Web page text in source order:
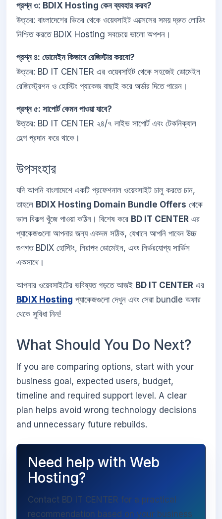
প্রশ্ন ৩: BDIX Hosting কেন ব্যবহার করব?
উত্তর: বাংলাদেশের ভিতর থেকে ওয়েবসাইট এক্সেসের সময় দ্রুত লোডিং
নিশ্চিত করতে BDIX Hosting সবচেয়ে ভালো অপশন।
প্রশ্ন ৪: ডোমেইন কিভাবে রেজিস্টার করবো?
উত্তর: BD IT CENTER এর ওয়েবসাইট থেকে সহজেই ডোমেইন
রেজিস্ট্রেশন ও হোস্টিং প্যাকেজ বাছাই করে অর্ডার দিতে পারেন।
প্রশ্ন ৫: সাপোর্ট কেমন পাওয়া যাবে?
উত্তর: BD IT CENTER ২৪/৭ লাইভ সাপোর্ট এবং টেকনিক্যাল
হেল্প প্রদান করে থাকে।
উপসংহার
যদি আপনি বাংলাদেশে একটি প্রফেশনাল ওয়েবসাইট চালু করতে চান,
তাহলে BDIX Hosting Domain Bundle Offers থেকে
ভাল বিকল্প খুঁজে পাওয়া কঠিন। বিশেষ করে BD IT CENTER এর
প্যাকেজগুলো আপনার জন্য একদম সঠিক, যেখানে আপনি পাবেন উচ্চ
গুণগত BDIX হোস্টিং, নিরাপদ ডোমেইন, এবং নির্ভরযোগ্য সার্ভিস
একসাথে।
আপনার ওয়েবসাইটের ভবিষ্যত গড়তে আজই BD IT CENTER এর
BDIX Hosting প্যাকেজগুলো দেখুন এবং সেরা bundle অফার
থেকে সুবিধা নিন!
What Should You Do Next?
If you are comparing options, start with your
business goal, expected users, budget,
timeline and required support level. A clear
plan helps avoid wrong technology decisions
and unnecessary future rebuilds.
Need help with Web
Hosting?
Contact BD IT CENTER for a practical
recommendation based on your business